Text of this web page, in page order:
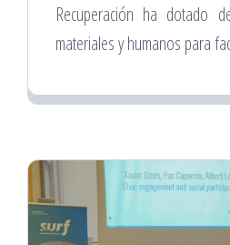
Recuperación ha dotado
materiales y humanos para